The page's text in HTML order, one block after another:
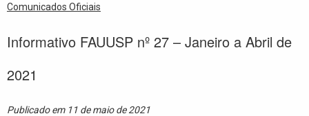
Comunicados Oficiais
Informativo FAUUSP nº 27 – Janeiro a Abril de
2021
Publicado em 11 de maio de 2021